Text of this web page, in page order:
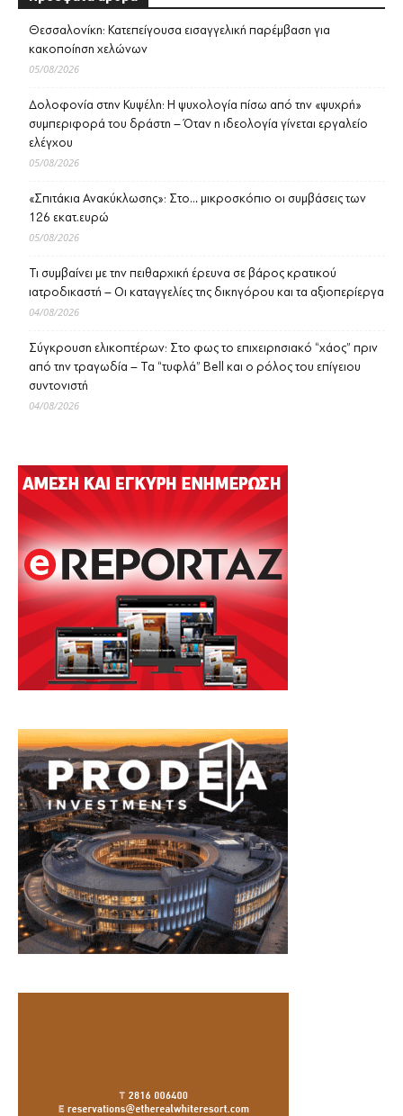
Θεσσαλονίκη: Κατεπείγουσα εισαγγελική παρέμβαση για
κακοποίηση χελώνων
05/08/2026
Δολοφονία στην Κυψέλη: Η ψυχολογία πίσω από την «ψυχρή»
συμπεριφορά του δράστη – Όταν η ιδεολογία γίνεται εργαλείο
ελέγχου
05/08/2026
«Σπιτάκια Ανακύκλωσης»: Στο… μικροσκόπιο οι συμβάσεις των
126 εκατ.ευρώ
05/08/2026
Τι συμβαίνει με την πειθαρχική έρευνα σε βάρος κρατικού
ιατροδικαστή – Οι καταγγελίες της δικηγόρου και τα αξιοπερίεργα
04/08/2026
Σύγκρουση ελικοπτέρων: Στο φως το επιχειρησιακό “χάος” πριν
από την τραγωδία – Τα “τυφλά” Bell και ο ρόλος του επίγειου
συντονιστή
04/08/2026